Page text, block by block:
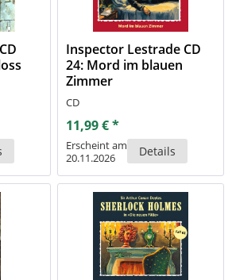
Inspector Lestrade CD
24: Mord im blauen
Zimmer
CD
11,99 € *
Erscheint am
20.11.2026
Details